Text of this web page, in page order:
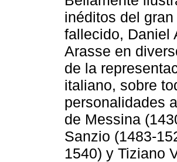
inéditos del
fallecido, Daniel
Arasse en
de la
italiano, sobre
personalidades
de Messina
Sanzio (1483-
1540) y Tiziano